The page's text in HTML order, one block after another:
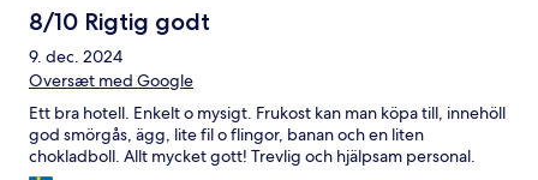
8/10 Rigtig godt
9. dec. 2024
Oversæt med Google
Ett bra hotell. Enkelt o mysigt. Frukost kan man köpa till, innehöll
god smörgås, ägg, lite fil o flingor, banan och en liten
chokladboll. Allt mycket gott! Trevlig och hjälpsam personal.